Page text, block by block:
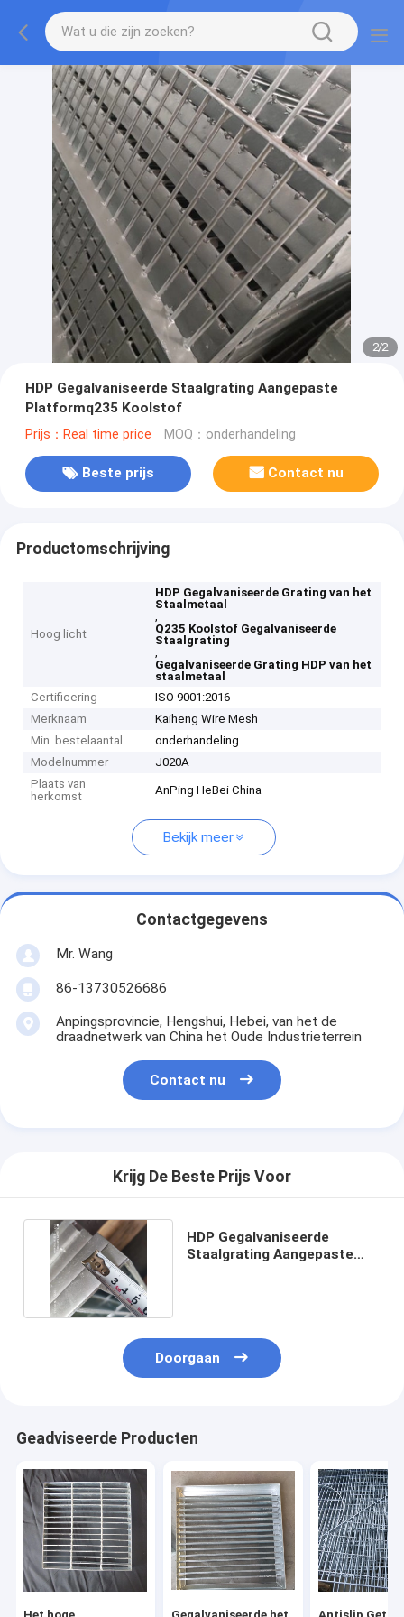
2/2
HDP Gegalvaniseerde Staalgrating Aangepaste
Platformq235 Koolstof
Prijs：Real time price MOQ：onderhandeling
Beste prijs Contact nu
Productomschrijving
Hoog licht
HDP Gegalvaniseerde Grating van het
Staalmetaal
,
Q235 Koolstof Gegalvaniseerde
Staalgrating
,
Gegalvaniseerde Grating HDP van het
staalmetaal
Certificering
ISO 9001:2016
Merknaam
Kaiheng Wire Mesh
Min. bestelaantal
onderhandeling
Modelnummer
J020A
Plaats van
herkomst
AnPing HeBei China
Bekijk meer
Contactgegevens
Mr. Wang
86-13730526686
Anpingsprovincie, Hengshui, Hebei, van het de
draadnetwerk van China het Oude Industrieterrein
Contact nu
Krijg De Beste Prijs Voor
HDP Gegalvaniseerde
Staalgrating Aangepaste
Doorgaan
Geadviseerde Producten